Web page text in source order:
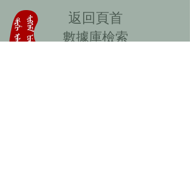
​返回頁首
數據庫檢索